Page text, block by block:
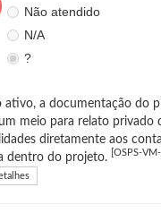
Não atendido
N/A
?
ativo, a documentação do
meio para relato privado
diretamente aos
dentro do projeto.
[OSPS-